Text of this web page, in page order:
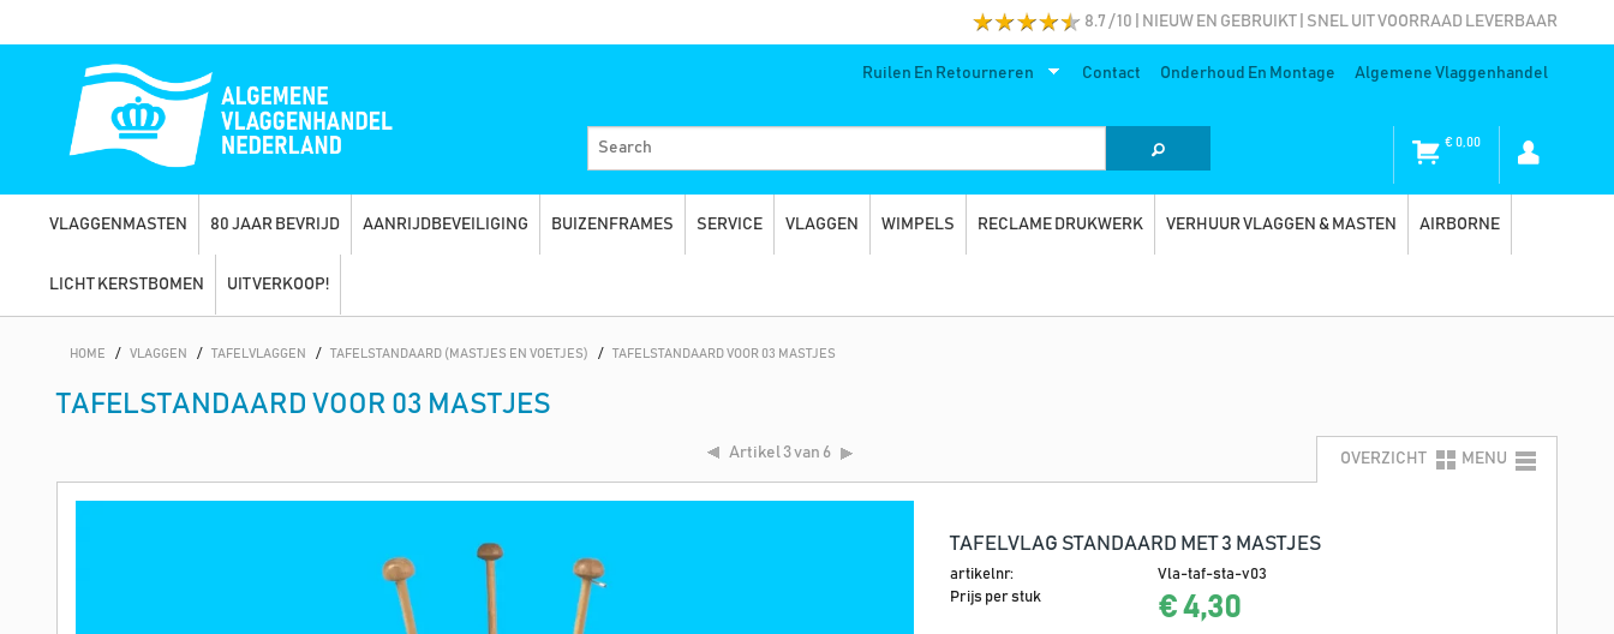
8.7 / 10 | NIEUW EN GEBRUIKT | SNEL UIT VOORRAAD LEVERBAAR
Ruilen En Retourneren Contact Onderhoud En Montage Algemene Vlaggenhandel
€0,00
VLAGGENMASTEN 80 JAAR BEVRIJD AANRIJDBEVEILIGING BUIZENFRAMES SERVICE VLAGGEN WIMPELS RECLAME DRUKWERK VERHUUR VLAGGEN & MASTEN AIRBORNE
LICHT KERSTBOMEN UITVERKOOP!
HOME / VLAGGEN / TAFELVLAGGEN / TAFELSTANDAARD (MASTJES EN VOETJES) / TAFELSTANDAARD VOOR 03 MASTJES
TAFELSTANDAARD VOOR 03 MASTJES
Artikel3 van 6 OVERZICHT MENU
TAFELVLAG STANDAARD MET 3 MASTJES
artikelnr:
Vla-taf-sta-v03
Prijs per stuk
€ 4,30